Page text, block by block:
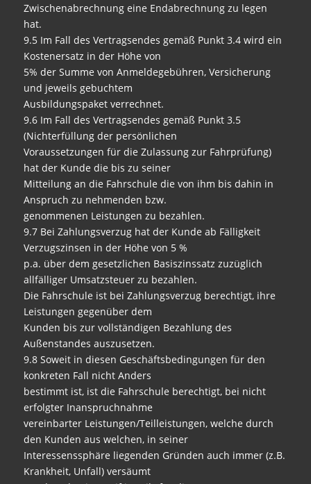
Zwischenabrechnung eine Endabrechnung zu legen
hat.
9.5 Im Fall des Vertragsendes gemäß Punkt 3.4 wird ein
Kostenersatz in der Höhe von
5% der Summe von Anmeldegebühren, Versicherung
und jeweils gebuchtem
Ausbildungspaket verrechnet.
9.6 Im Fall des Vertragsendes gemäß Punkt 3.5
(Nichterfüllung der persönlichen
Voraussetzungen für die Zulassung zur Fahrprüfung)
hat der Kunde die bis zu seiner
Mitteilung an die Fahrschule die von ihm bis dahin in
Anspruch zu nehmenden bzw.
genommenen Leistungen zu bezahlen.
9.7 Bei Zahlungsverzug hat der Kunde ab Fälligkeit
Verzugszinsen in der Höhe von 5 %
p.a. über dem gesetzlichen Basiszinssatz zuzüglich
allfälliger Umsatzsteuer zu bezahlen.
Die Fahrschule ist bei Zahlungsverzug berechtigt, ihre
Leistungen gegenüber dem
Kunden bis zur vollständigen Bezahlung des
Außenstandes auszusetzen.
9.8 Soweit in diesen Geschäftsbedingungen für den
konkreten Fall nicht Anders
bestimmt ist, ist die Fahrschule berechtigt, bei nicht
erfolgter Inanspruchnahme
vereinbarter Leistungen/Teilleistungen, welche durch
den Kunden aus welchen, in seiner
Interessenssphäre liegenden Gründen auch immer (z.B.
Krankheit, Unfall) versäumt